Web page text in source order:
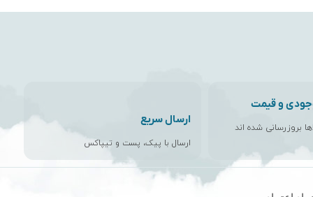
و قیمت
بروزرسانی شده اند
ارسال سریع
ارسال با پیک، پست و تیپاکس